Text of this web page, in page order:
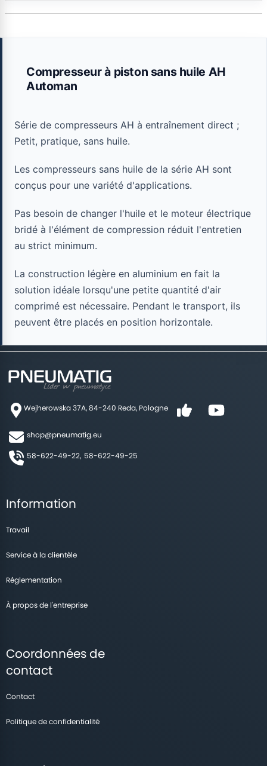
Compresseur à piston sans huile AH
Automan
Série de compresseurs AH à entraînement direct ;
Petit, pratique, sans huile.
Les compresseurs sans huile de la série AH sont
conçus pour une variété d'applications.
Pas besoin de changer l'huile et le moteur électrique
bridé à l'élément de compression réduit l'entretien
au strict minimum.
La construction légère en aluminium en fait la
solution idéale lorsqu'une petite quantité d'air
comprimé est nécessaire. Pendant le transport, ils
peuvent être placés en position horizontale.
Wejherowska 37A, 84-240 Reda, Pologne
shop@pneumatig.eu
58-622-49-22, 58-622-49-25
Information
Travail
Service à la clientèle
Réglementation
À propos de l'entreprise
Coordonnées de
contact
Contact
Politique de confidentialité